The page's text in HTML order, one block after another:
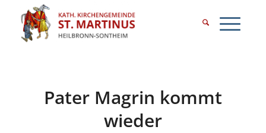
Pater Magrin kommt
wieder